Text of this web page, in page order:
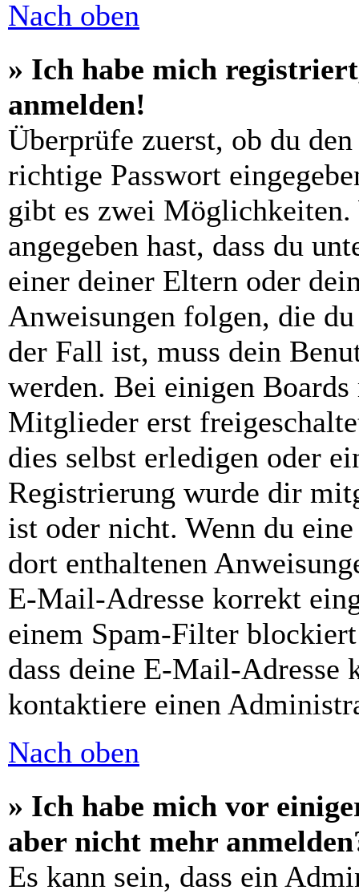
Nach oben
» Ich habe mich
anmelden!
Überprüfe zuerst, ob du
richtige Passwort
gibt es zwei
angegeben hast, dass du
einer deiner Eltern oder
Anweisungen folgen, die
der Fall ist, muss dein
werden. Bei einigen Boards
Mitglieder erst
dies selbst erledigen oder
Registrierung wurde dir
ist oder nicht. Wenn du
dort enthaltenen
E-Mail-Adresse korrekt
einem Spam-Filter
dass deine E-Mail-Adresse
kontaktiere einen
Nach oben
» Ich habe mich vor
aber nicht mehr
Es kann sein, dass ein